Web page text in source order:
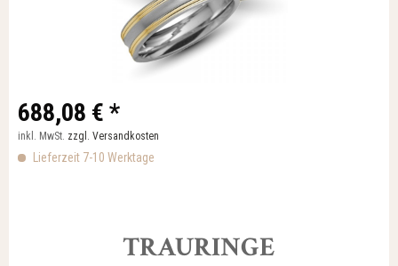
688,08 € *
inkl. MwSt. zzgl. Versandkosten
Lieferzeit 7-10 Werktage
TRAURINGE